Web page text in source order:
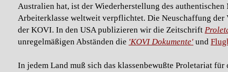
Australien hat, ist der Wiederherstellung des
Arbeiterklasse weltweit verpflichtet. Die Neuschaffung
der KOVI. In den USA publizieren wir die Zeitschrift
unregelmäßigen Abständen die 'KOVI Dokumente' und
In jedem Land muß sich das klassenbewußte Proletariat